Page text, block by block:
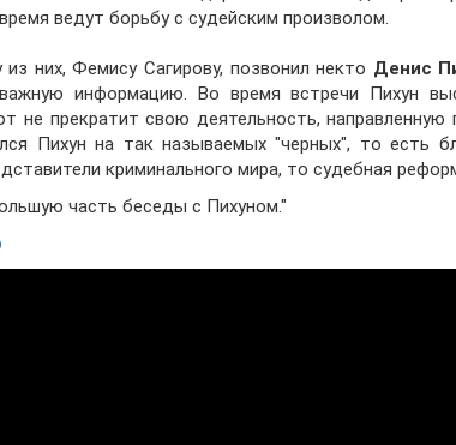
ведут борьбу с судейским произволом.
них, Фемису Сагирову, позвонил некто Денис
информацию. Во время встречи Пихун
не прекратит свою деятельность,
Пихун на так называемых "черных", то есть
криминального мира, то судебная
часть беседы с Пихуном."